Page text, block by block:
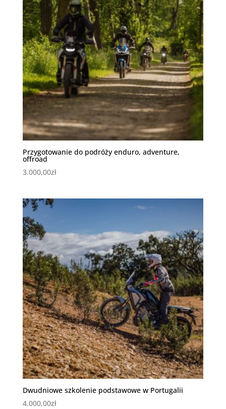
Przygotowanie do podróży enduro, adventure,
offroad
3.000,00zł
Dwudniowe szkolenie podstawowe w Portugalii
4.000,00zł